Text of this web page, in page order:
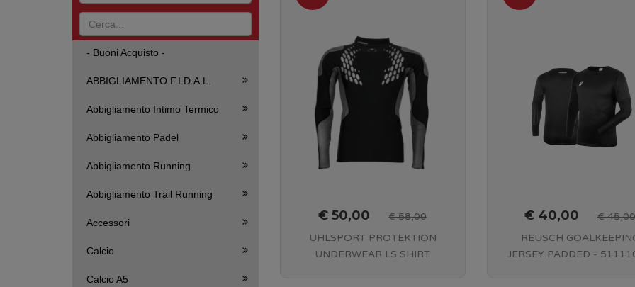
€ 50,00
€ 58,00
UHLSPORT PROTEKTION
UNDERWEAR LS SHIRT
€ 40,00
€ 45,00
REUSCH
JERSEY PADDED -
- Buoni Acquisto -
ABBIGLIAMENTO F.I.D.A.L.
Abbigliamento Intimo Termico
Abbigliamento Padel
Abbigliamento Running
Abbigliamento Trail Running
Accessori
Calcio
Calcio A5